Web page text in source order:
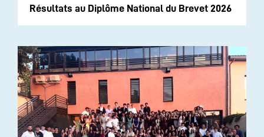
Résultats au Diplôme National du Brevet 2026